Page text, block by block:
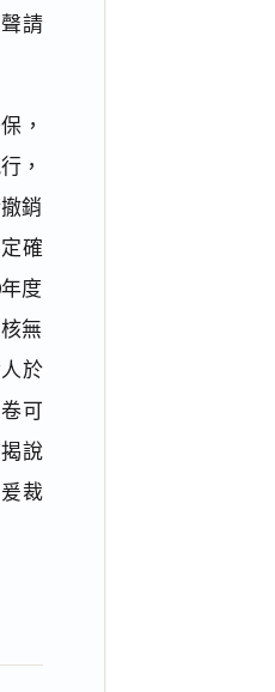
請
，
，
銷
確
度
無
於
可
說
裁